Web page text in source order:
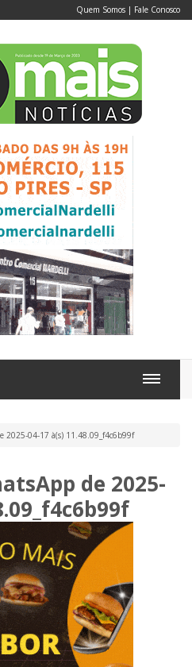
Quem Somos | Fale Conosco
2025-04-17 à(s) 11.48.09_f4c6b99f
de 2025-